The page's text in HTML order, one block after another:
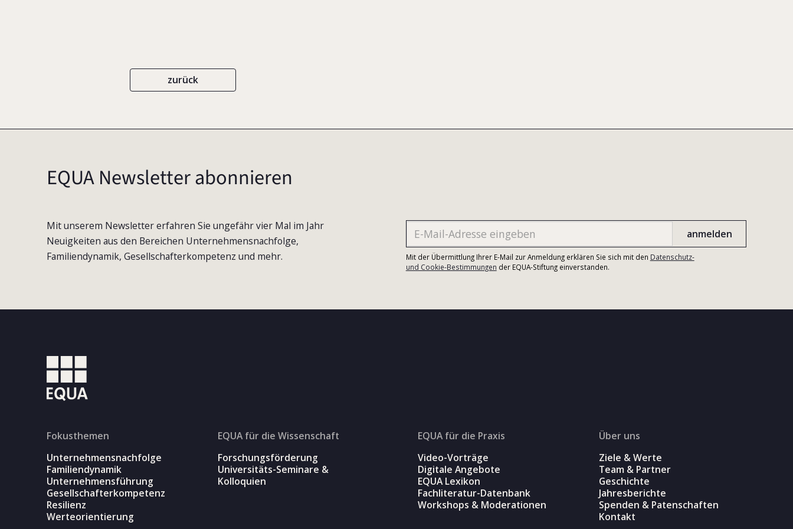
zurück
EQUA Newsletter abonnieren
Mit unserem Newsletter erfahren Sie ungefähr vier Mal im Jahr
Neuigkeiten aus den Bereichen Unternehmensnachfolge,
Familiendynamik, Gesellschafterkompetenz und mehr.
Mit der Übermittlung Ihrer E-Mail zur Anmeldung erklären Sie sich mit den Datenschutz-
und Cookie-Bestimmungen der EQUA-Stiftung einverstanden.
Fokusthemen
Unternehmensnachfolge
Familiendynamik
Unternehmensführung
Gesellschafterkompetenz
Resilienz
Werteorientierung
EQUA für die Wissenschaft
Forschungsförderung
Universitäts-Seminare &
Kolloquien
EQUA für die Praxis
Video-Vorträge
Digitale Angebote
EQUA Lexikon
Fachliteratur-Datenbank
Workshops & Moderationen
Über uns
Ziele & Werte
Team & Partner
Geschichte
Jahresberichte
Spenden & Patenschaften
Kontakt